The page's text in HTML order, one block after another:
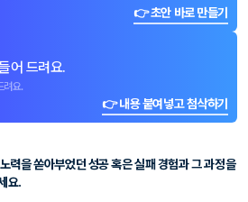
👉 초안 바로 만들기
어 드려요.
려요.
👉 내용 붙여넣고 첨삭하기
력을 쏟아부었던 성공 혹은 실패 경험과 그 과정을
요.